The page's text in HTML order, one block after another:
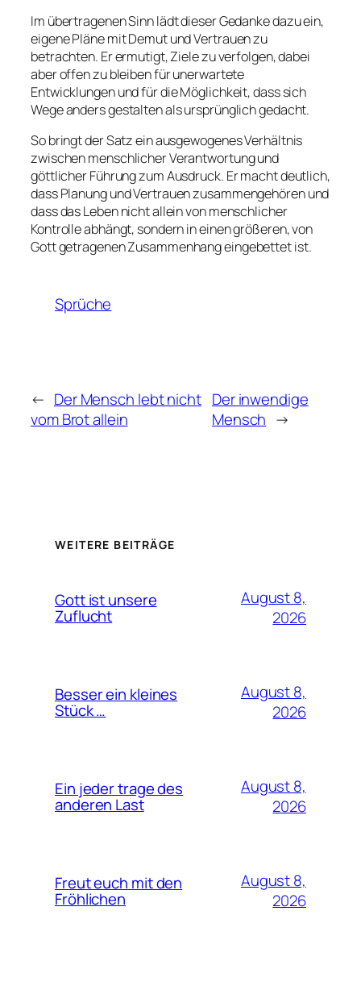
Im übertragenen Sinn lädt dieser Gedanke dazu ein,
eigene Pläne mit Demut und Vertrauen zu
betrachten. Er ermutigt, Ziele zu verfolgen, dabei
aber offen zu bleiben für unerwartete
Entwicklungen und für die Möglichkeit, dass sich
Wege anders gestalten als ursprünglich gedacht.
So bringt der Satz ein ausgewogenes Verhältnis
zwischen menschlicher Verantwortung und
göttlicher Führung zum Ausdruck. Er macht deutlich,
dass Planung und Vertrauen zusammengehören und
dass das Leben nicht allein von menschlicher
Kontrolle abhängt, sondern in einen größeren, von
Gott getragenen Zusammenhang eingebettet ist.
Sprüche
← Der Mensch lebt nicht
vom Brot allein
Der inwendige
Mensch →
WEITERE BEITRÄGE
Gott ist unsere
Zuflucht
August 8,
2026
Besser ein kleines
Stück …
August 8,
2026
Ein jeder trage des
anderen Last
August 8,
2026
Freut euch mit den
Fröhlichen
August 8,
2026